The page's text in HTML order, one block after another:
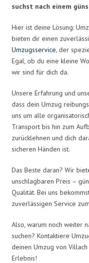
suchst nach einem
Hier ist deine Lösung:
bieten dir einen
Umzugsservice, der
Egal, ob du eine kleine
wir sind für dich da.
Unsere Erfahrung und
dass dein Umzug
uns um alle
Transport bis hin zum
zurücklehnen und dich
sicheren Händen ist.
Das Beste daran? Wir
unschlagbaren Preis –
Qualität. Bei uns
zuverlässigen Service
Also, warum noch weiter
suchen? Kontaktiere
deinen Umzug von
Erlebnis!